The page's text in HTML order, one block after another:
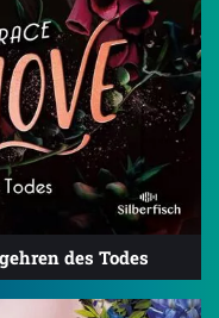
des Todes